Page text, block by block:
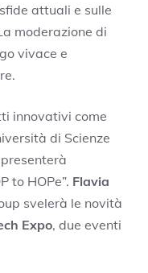
attuali e sulle
moderazione di
vivace e
innovativi come
di Scienze
to HOPe”. Flavia
svelerà le novità
Expo, due eventi